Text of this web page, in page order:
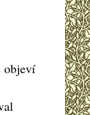
objeví